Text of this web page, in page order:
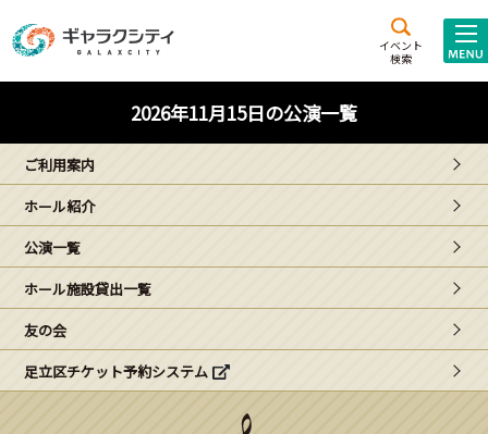
イベント
検索
施設案内
西新井
文化ホール
ギャラクシティとは
こどもみーてぃんぐ
Gがくえん
ブランドからのお知らせ
2026年11月15日の公演一覧
ご利用案内
ホール紹介
公演一覧
ホール施設貸出一覧
友の会
足立区チケット予約システム